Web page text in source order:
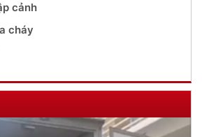
cảnh
cháy